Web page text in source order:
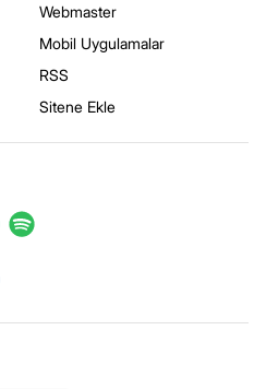
Webmaster
Mobil Uygulamalar
RSS
Sitene Ekle